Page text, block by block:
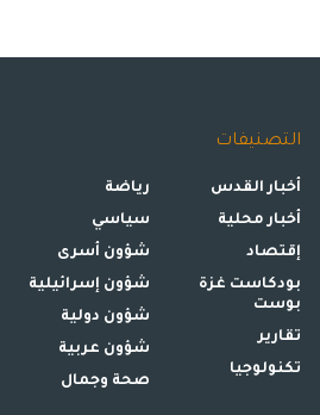
التصنيفات
أخبار القدس
أخبار محلية
إقتصاد
بودكاست غزة
بوست
تقارير
تكنولوجيا
رياضة
سياسي
شؤون أسرى
شؤون إسرائيلية
شؤون دولية
شؤون عربية
صحة وجمال